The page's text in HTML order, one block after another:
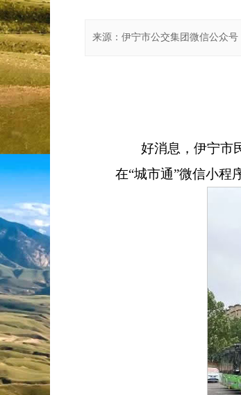
来源： 伊宁市公交集团微信公众号
好消息，伊宁市
在“城市通”微信小程